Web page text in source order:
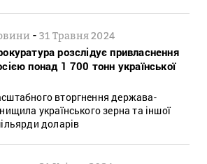
-31 Травня 2024
розслідує привласнення
понад 1 700 тонн української
вторгнення держава-
українського зерна та іншої
доларів